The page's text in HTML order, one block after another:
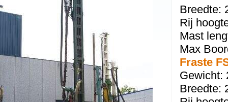
Breedte:
Rij
Mast
Max
Fraste
Gewicht:
Breedte: